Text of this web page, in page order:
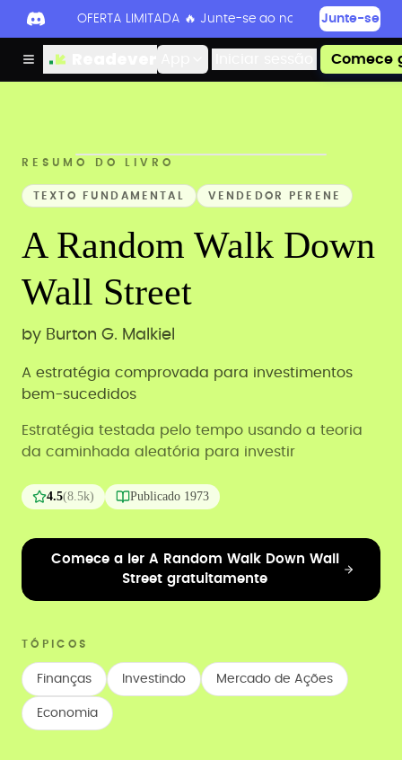
OFERTA LIMITADA 🔥 Junte-se ao nosso Discord
Junte-se
Comece
RESUMO DO LIVRO
TEXTO FUNDAMENTAL VENDEDOR PERENE
A Random Walk Down
Wall Street
by Burton G. Malkiel
A estratégia comprovada para investimentos
bem-sucedidos
Estratégia testada pelo tempo usando a teoria
da caminhada aleatória para investir
4.5(8.5k) Publicado 1973
Comece a ler A Random Walk Down Wall
Street gratuitamente
TÓPICOS
Finanças Investindo Mercado de Ações
Economia